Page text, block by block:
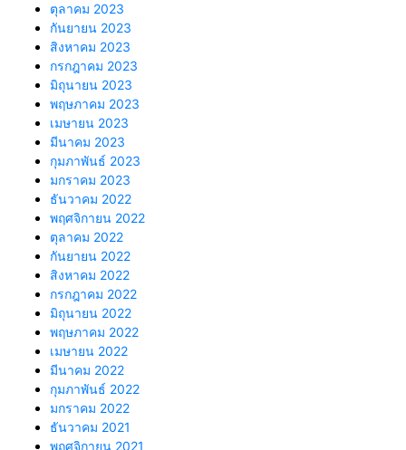
ตุลาคม 2023
กันยายน 2023
สิงหาคม 2023
กรกฎาคม 2023
มิถุนายน 2023
พฤษภาคม 2023
เมษายน 2023
มีนาคม 2023
กุมภาพันธ์ 2023
มกราคม 2023
ธันวาคม 2022
พฤศจิกายน 2022
ตุลาคม 2022
กันยายน 2022
สิงหาคม 2022
กรกฎาคม 2022
มิถุนายน 2022
พฤษภาคม 2022
เมษายน 2022
มีนาคม 2022
กุมภาพันธ์ 2022
มกราคม 2022
ธันวาคม 2021
พฤศจิกายน 2021